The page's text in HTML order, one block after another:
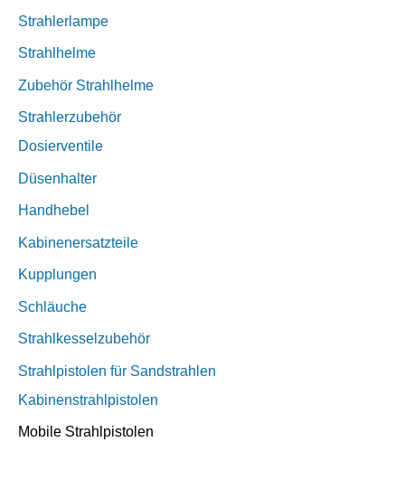
Strahlerlampe
Strahlhelme
Zubehör Strahlhelme
Strahlerzubehör
Dosierventile
Düsenhalter
Handhebel
Kabinenersatzteile
Kupplungen
Schläuche
Strahlkesselzubehör
Strahlpistolen für Sandstrahlen
Kabinenstrahlpistolen
Mobile Strahlpistolen